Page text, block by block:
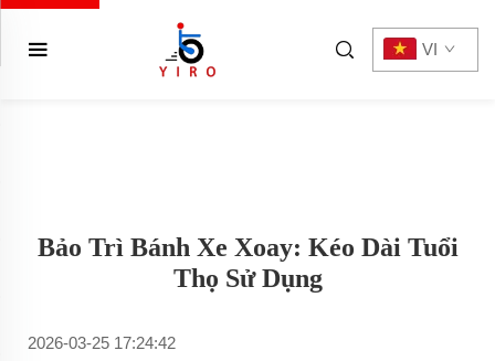
VI
Bảo Trì Bánh Xe Xoay: Kéo Dài Tuổi
Thọ Sử Dụng
2026-03-25 17:24:42